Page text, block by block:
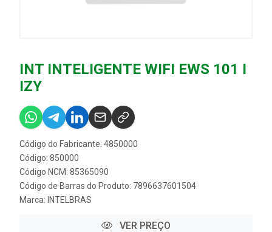
INT INTELIGENTE WIFI EWS 101 I
IZY
Código do Fabricante: 4850000
Código: 850000
Código NCM: 85365090
Código de Barras do Produto: 7896637601504
Marca: INTELBRAS
VER PREÇO